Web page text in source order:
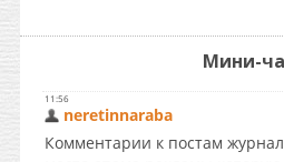
Мини-